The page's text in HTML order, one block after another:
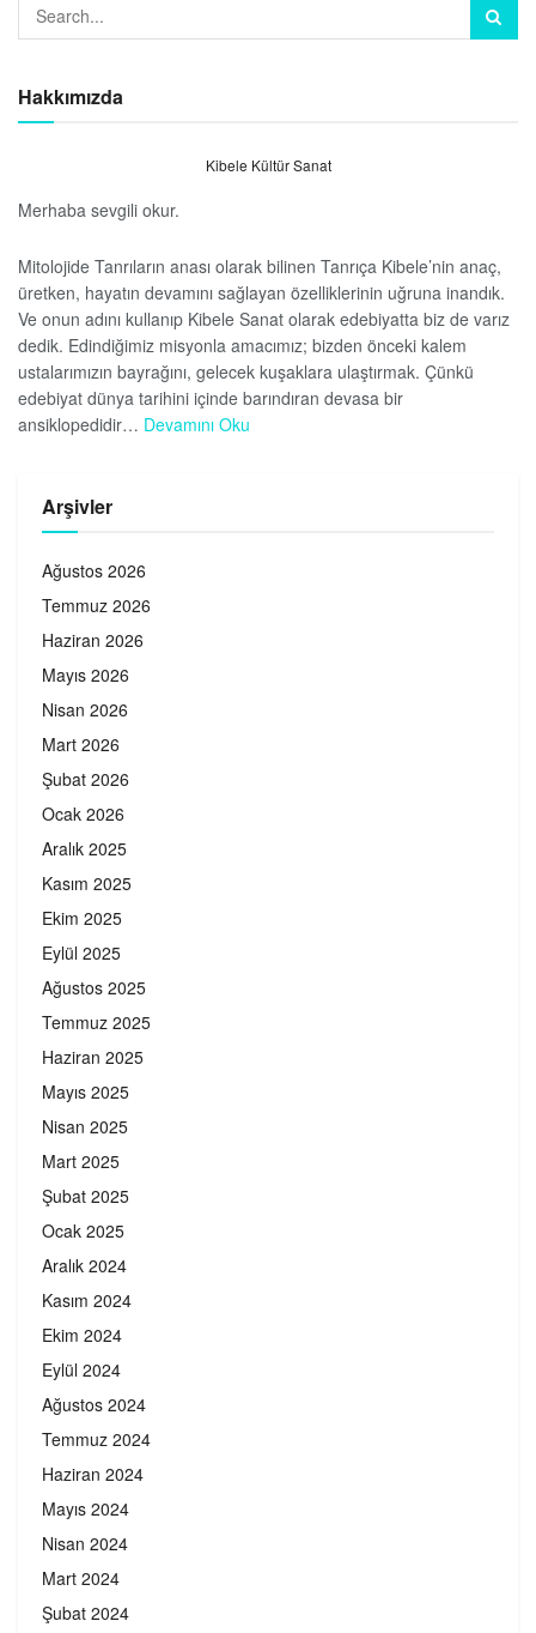
Hakkımızda
Kibele Kültür Sanat
Merhaba sevgili okur.
Mitolojide Tanrıların anası olarak bilinen Tanrıça Kibele’nin anaç,
üretken, hayatın devamını sağlayan özelliklerinin uğruna inandık.
Ve onun adını kullanıp Kibele Sanat olarak edebiyatta biz de varız
dedik. Edindiğimiz misyonla amacımız; bizden önceki kalem
ustalarımızın bayrağını, gelecek kuşaklara ulaştırmak. Çünkü
edebiyat dünya tarihini içinde barındıran devasa bir
ansiklopedidir… Devamını Oku
Arşivler
Ağustos 2026
Temmuz 2026
Haziran 2026
Mayıs 2026
Nisan 2026
Mart 2026
Şubat 2026
Ocak 2026
Aralık 2025
Kasım 2025
Ekim 2025
Eylül 2025
Ağustos 2025
Temmuz 2025
Haziran 2025
Mayıs 2025
Nisan 2025
Mart 2025
Şubat 2025
Ocak 2025
Aralık 2024
Kasım 2024
Ekim 2024
Eylül 2024
Ağustos 2024
Temmuz 2024
Haziran 2024
Mayıs 2024
Nisan 2024
Mart 2024
Şubat 2024